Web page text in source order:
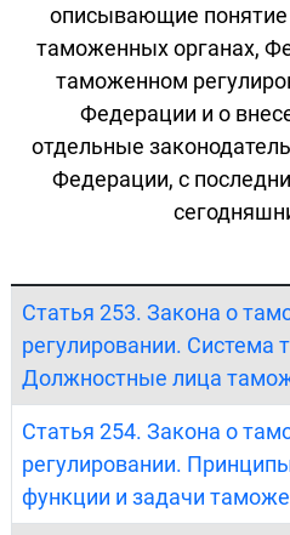
описывающие
таможенных органах,
таможенном
Федерации и о
отдельные
Федерации, с
Статья 253. Закона о
регулировании. Система
Должностные лица
Статья 254. Закона о
регулировании.
функции и задачи